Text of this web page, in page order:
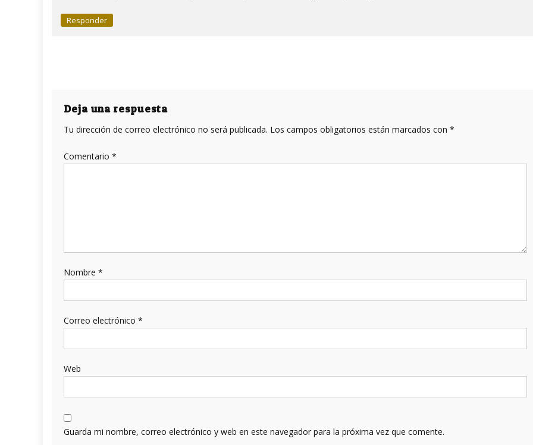
Responder
Deja una respuesta
Tu dirección de correo electrónico no será publicada. Los campos obligatorios están marcados con *
Comentario *
Nombre *
Correo electrónico *
Web
Guarda mi nombre, correo electrónico y web en este navegador para la próxima vez que comente.